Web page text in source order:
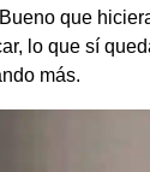
que
lo que sí
más.